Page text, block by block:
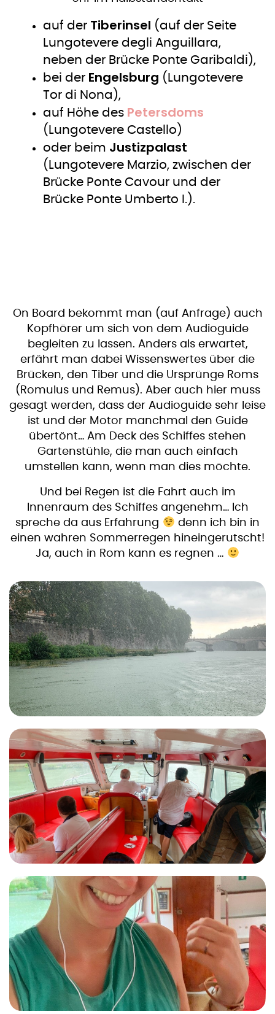
auf der Tiberinsel (auf der Seite
Lungotevere degli Anguillara,
neben der Brücke Ponte Garibaldi),
bei der Engelsburg (Lungotevere
Tor di Nona),
auf Höhe des Petersdoms
(Lungotevere Castello)
oder beim Justizpalast
(Lungotevere Marzio, zwischen der
Brücke Ponte Cavour und der
Brücke Ponte Umberto I.).
On Board bekommt man (auf Anfrage) auch
Kopfhörer um sich von dem Audioguide
begleiten zu lassen. Anders als erwartet,
erfährt man dabei Wissenswertes über die
Brücken, den Tiber und die Ursprünge Roms
(Romulus und Remus). Aber auch hier muss
gesagt werden, dass der Audioguide sehr leise
ist und der Motor manchmal den Guide
übertönt… Am Deck des Schiffes stehen
Gartenstühle, die man auch einfach
umstellen kann, wenn man dies möchte.
Und bei Regen ist die Fahrt auch im
Innenraum des Schiffes angenehm… Ich
spreche da aus Erfahrung
denn ich bin in
einen wahren Sommerregen hineingerutscht!
Ja, auch in Rom kann es regnen …